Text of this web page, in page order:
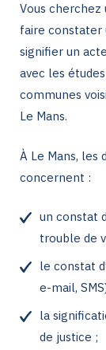
Vous cherchez
faire constater
signifier un
avec les
communes
Le Mans.
À Le Mans, les
concernent :
un constat
trouble de
le constat
e-mail,
la
de justice ;